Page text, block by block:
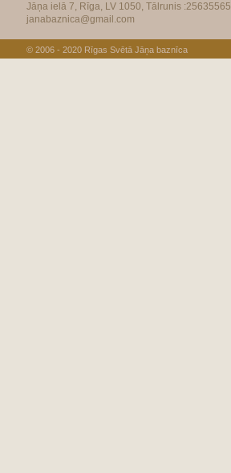
Jāņa ielā 7, Rīga, LV 1050, Tālrunis :25635565
janabaznica@gmail.com
© 2006 - 2020 Rīgas Svētā Jāņa baznīca